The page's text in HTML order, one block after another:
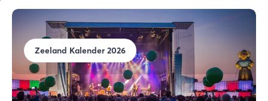
Zeeland Kalender 2026